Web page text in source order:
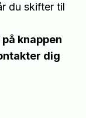
du skifter til
knappen
dig